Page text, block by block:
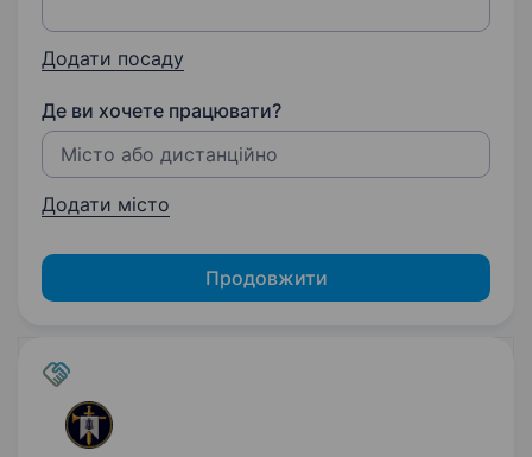
Додати посаду
Де ви хочете працювати?
Додати місто
Продовжити